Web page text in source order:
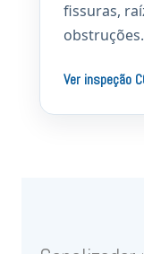
fissuras,
obstruções.
Ver inspeção